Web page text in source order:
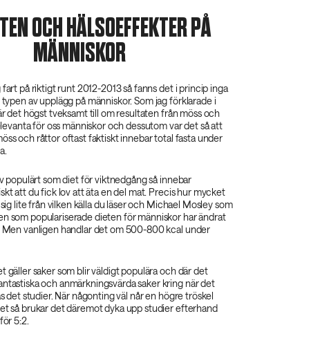
OCH HÄLSOEFFEKTER PÅ
MÄNNISKOR
på riktigt runt 2012-2013 så fanns det i princip inga
av upplägg på människor. Som jag förklarade i
det högst tveksamt till om resultaten från möss och
för oss människor och dessutom var det så att
och råttor oftast faktiskt innebar total fasta under
populärt som diet för viktnedgång så innebar
att du fick lov att äta en del mat. Precis hur mycket
lite från vilken källa du läser och Michael Mosley som
som populariserade dieten för människor har ändrat
vanligen handlar det om 500-800 kcal under
gäller saker som blir väldigt populära och där det
och anmärkningsvärda saker kring när det
det studier. När någonting väl når en högre tröskel
så brukar det däremot dyka upp studier efterhand
5:2.